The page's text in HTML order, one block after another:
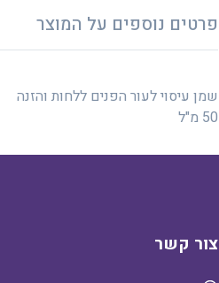
פרטים נוספים על המוצר
שמן עיסוי לעור הפנים ללחות והזנה
50 מ"ל
צור קשר